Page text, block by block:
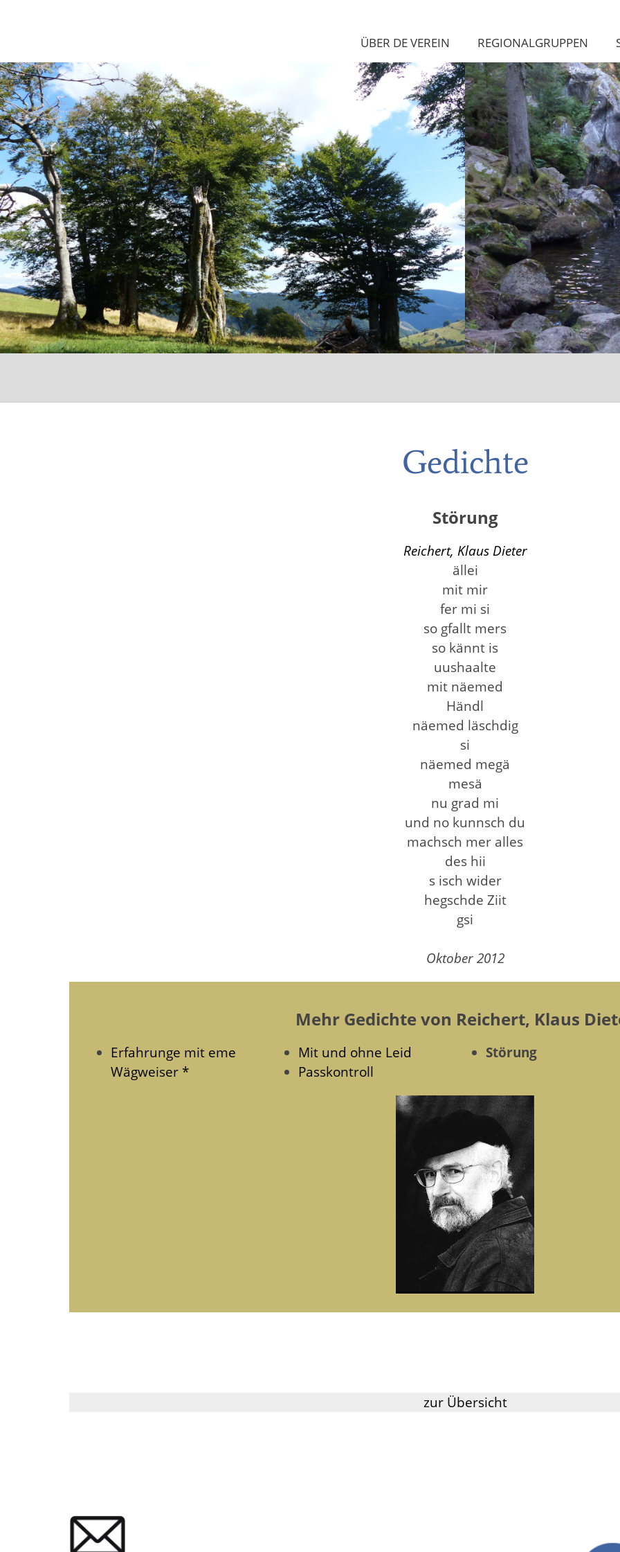
ÜBER DE VEREIN REGIONALGRUPPEN
Gedichte
Störung
Reichert, Klaus Dieter
ällei
mit mir
fer mi si
so gfallt mers
so kännt is
uushaalte
mit näemed
Händl
näemed läschdig
si
näemed megä
mesä
nu grad mi
und no kunnsch du
machsch mer alles
des hii
s isch wider
hegschde Ziit
gsi
Oktober 2012
Mehr Gedichte von Reichert, Klaus
Erfahrunge mit eme
Wägweiser *
Mit und ohne Leid
Passkontroll
Störung
zur Übersicht